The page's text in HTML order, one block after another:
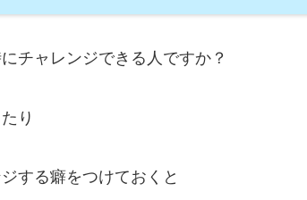
チャレンジできる人ですか？
り
する癖をつけておくと